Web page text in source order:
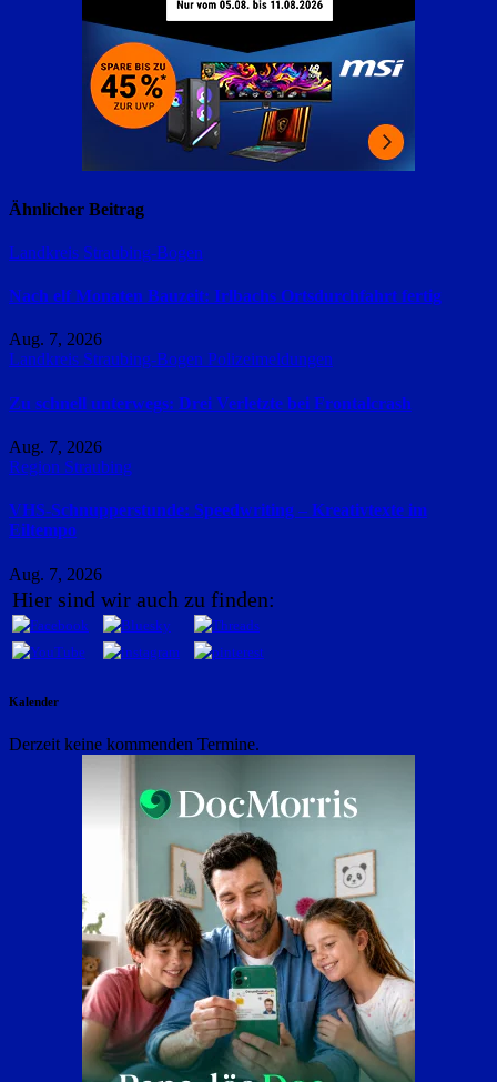
Ähnlicher Beitrag
Landkreis Straubing-Bogen
Nach elf Monaten Bauzeit: Irlbachs Ortsdurchfahrt fertig
Aug. 7, 2026
Landkreis Straubing-Bogen Polizeimeldungen
Zu schnell unterwegs: Drei Verletzte bei Frontalcrash
Aug. 7, 2026
Region Straubing
VHS-Schnupperstunde: Speedwriting – Kreativtexte im
Eiltempo
Aug. 7, 2026
Hier sind wir auch zu finden:
Kalender
Derzeit keine kommenden Termine.